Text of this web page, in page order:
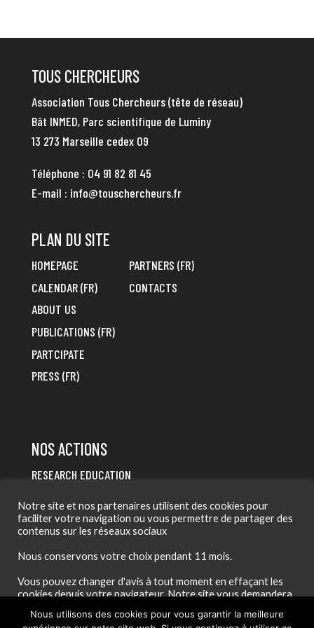
TOUS CHERCHEURS
Association Tous Chercheurs (tête de réseau)
Bât INMED, Parc scientifique de Luminy
13 273 Marseille cedex 09
Téléphone : 04 91 82 81 45
E-mail : info@touschercheurs.fr
PLAN DU SITE
HOMEPAGE
CALENDAR (FR)
ABOUT US
PUBLICATIONS (FR)
PARTCIPATE
PRESS (FR)
PARTNERS (FR)
CONTACTS
NOS ACTIONS
RESEARCH EDUCATION
PARTICIPATORY SCIENCE
Notre site et nos partenaires utilisent des cookies pour
faciliter votre navigation ou vous permettre de partager des
contenus sur les réseaux sociaux
Nous conservons votre choix pendant 11 mois.
Vous pouvez changer d'avis à tout moment en effaçant les
cookies depuis votre navigateur. Notre site vous demandera
Nous utilisons des cookies pour vous garantir la meilleure